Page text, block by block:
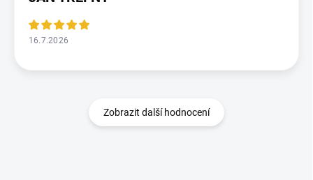
16.7.2026
Zobrazit další hodnocení